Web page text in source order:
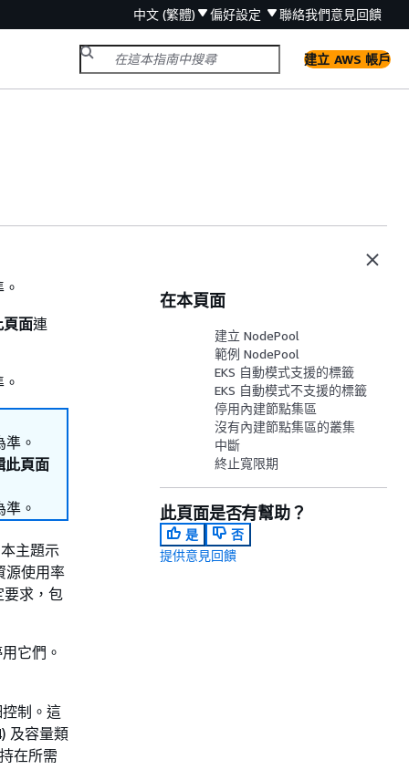
中文 (繁體) 偏好設定 聯絡我們意見回饋
建立 AWS 帳戶
面連
。
此頁面
。
主題示
源使用率
要求，包
它們。
制。這
及容量類
在所需
在本頁面
建立 NodePool
範例 NodePool
EKS 自動模式支援的標籤
EKS 自動模式不支援的標籤
停用內建節點集區
沒有內建節點集區的叢集
中斷
終止寬限期
此頁面是否有幫助？
是
否
提供意見回饋